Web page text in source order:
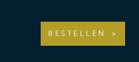
BESTELLEN